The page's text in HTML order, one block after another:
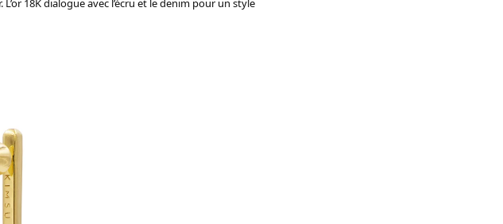
18K dialogue avec l’écru et le denim pour un style